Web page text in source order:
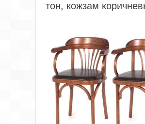
тон, кожзам